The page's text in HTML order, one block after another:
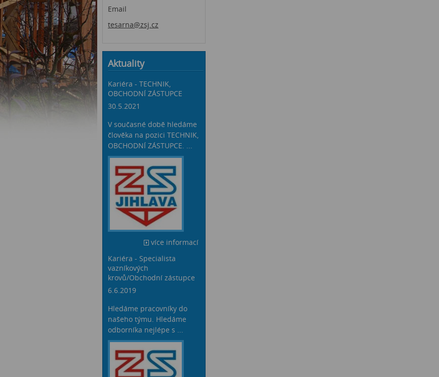
Email
tesarna@zsj.cz
Aktuality
Kariéra - TECHNIK,
OBCHODNÍ ZÁSTUPCE
30.5.2021
V současné době hledáme
člověka na pozici TECHNIK,
OBCHODNÍ ZÁSTUPCE. ...
více informací
Kariéra - Specialista
vazníkových
krovů/Obchodní zástupce
6.6.2019
Hledáme pracovníky do
našeho týmu. Hledáme
odborníka nejlépe s ...